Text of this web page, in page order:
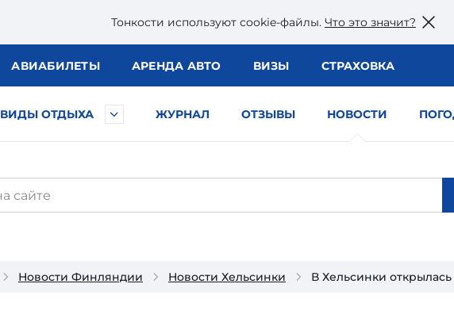
Тонкости используют сookie-файлы. Что это значит?
АВИАБИЛЕТЫ АРЕНДА АВТО ВИЗЫ СТРАХОВКА
ВИДЫ ОТДЫХА ЖУРНАЛ ОТЗЫВЫ НОВОСТИ
Новости Финляндии Новости Хельсинки В Хельсинки